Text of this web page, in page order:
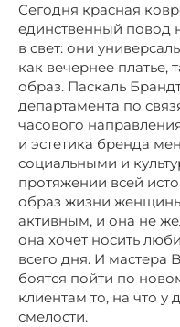
Сегодня красная
единственный повод
в свет: они
как вечернее платье,
образ. Паскаль
департамента по
часового
и эстетика бренда
социальными и
протяжении всей
образ жизни женщины
активным, и она не
она хочет носить
всего дня. И мастера
боятся пойти по
клиентам то, на что у
смелости.